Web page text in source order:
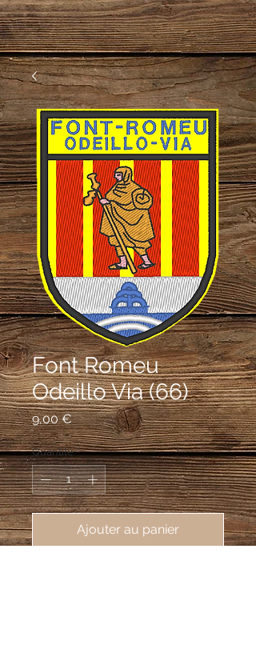
Font Romeu
Odeillo Via (66)
9,00 €Prix
Quantité *
Ajouter au panier